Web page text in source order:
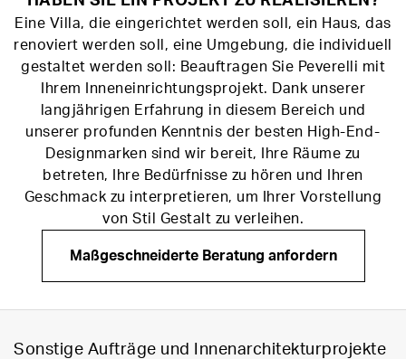
Eine Villa, die eingerichtet werden soll, ein Haus, das
renoviert werden soll, eine Umgebung, die individuell
gestaltet werden soll: Beauftragen Sie Peverelli mit
Ihrem Inneneinrichtungsprojekt. Dank unserer
langjährigen Erfahrung in diesem Bereich und
unserer profunden Kenntnis der besten High-End-
Designmarken sind wir bereit, Ihre Räume zu
betreten, Ihre Bedürfnisse zu hören und Ihren
Geschmack zu interpretieren, um Ihrer Vorstellung
von Stil Gestalt zu verleihen.
Maßgeschneiderte Beratung anfordern
Sonstige Aufträge und Innenarchitekturprojekte